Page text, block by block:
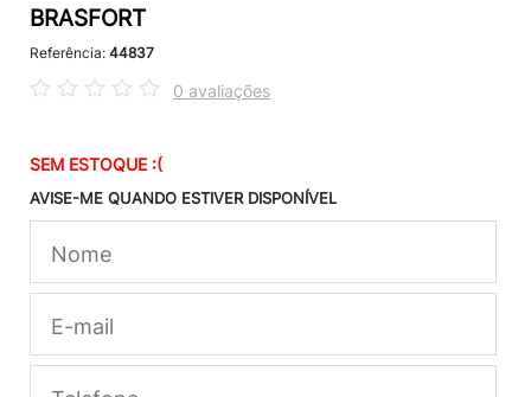
BRASFORT
Referência: 44837
0 avaliações
SEM ESTOQUE :(
AVISE-ME QUANDO ESTIVER DISPONÍVEL